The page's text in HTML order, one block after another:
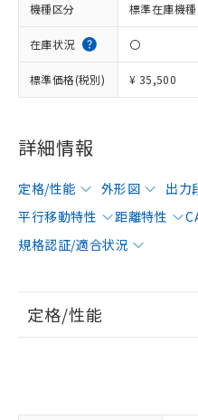
機種区分 標準在庫機種
在庫状況 〇
標準価格(税別) ¥ 35,500
詳細情報
定格/性能 外形図 出力
平行移動特性
距離特性
規格認証/適合状況
定格/性能